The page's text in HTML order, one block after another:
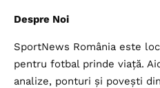
Despre Noi
SportNews România este
pentru fotbal prinde viață.
analize, ponturi și povești